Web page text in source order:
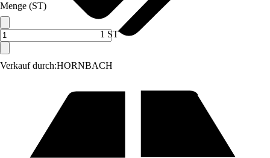
Verkauf durch:HORNBACH
Menge (ST)
1 ST